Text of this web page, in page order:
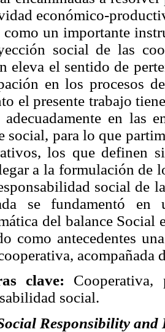
económico-
como un importante
social de las
eleva el sentido de
en los procesos
el presente trabajo
adecuadamente en las
social, para lo que
los que definen
a la formulación de
social de
se fundamentó
del balance Social
como antecedentes
clave: Cooperativa,
social.
Responsibility and